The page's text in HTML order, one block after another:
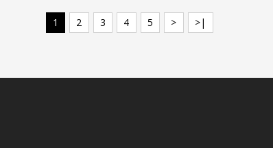
1 2 3 4 5 > >|